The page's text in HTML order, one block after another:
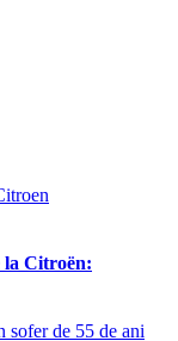
la Citroën: